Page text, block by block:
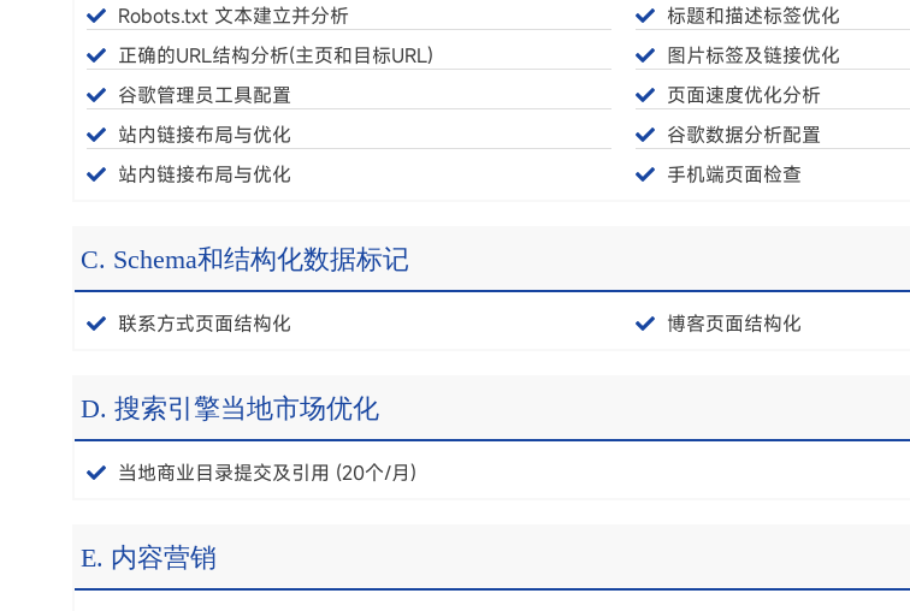
Robots.txt 文本建立并分析
正确的URL结构分析(主页和目标URL)
谷歌管理员工具配置
站内链接布局与优化
站内链接布局与优化
标题和描述标签优化
图片标签及链接优化
页面速度优化分析
谷歌数据分析配置
手机端页面检查
C. Schema和结构化数据标记
联系方式页面结构化 博客页面结构化
D. 搜索引擎当地市场优化
当地商业目录提交及引用 (20个/月)
E. 内容营销